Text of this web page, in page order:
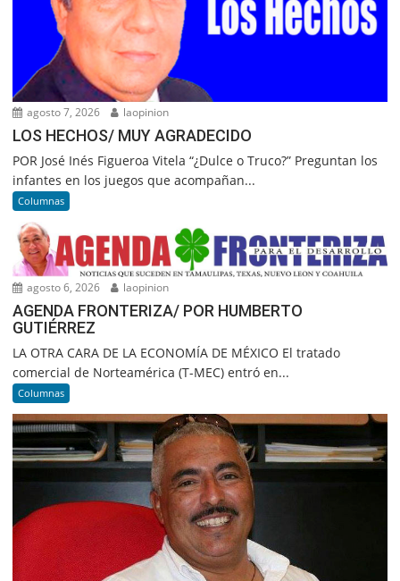
agosto 7, 2026 laopinion
LOS HECHOS/ MUY AGRADECIDO
POR José Inés Figueroa Vitela “¿Dulce o Truco?” Preguntan los
infantes en los juegos que acompañan...
Columnas
agosto 6, 2026 laopinion
AGENDA FRONTERIZA/ POR HUMBERTO
GUTIÉRREZ
LA OTRA CARA DE LA ECONOMÍA DE MÉXICO El tratado
comercial de Norteamérica (T-MEC) entró en...
Columnas